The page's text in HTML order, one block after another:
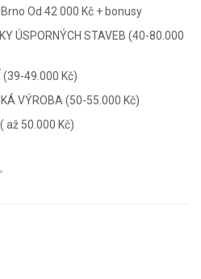
Od 42 000 Kč + bonusy
ÚSPORNÝCH STAVEB (40-80.000
(39-49.000 Kč)
VÝROBA (50-55.000 Kč)
až 50.000 Kč)